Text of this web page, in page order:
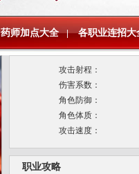
药师加点大全 | 各职业连招大
攻击射程：
伤害系数：
角色防御：
角色体质：
攻击速度：
职业攻略